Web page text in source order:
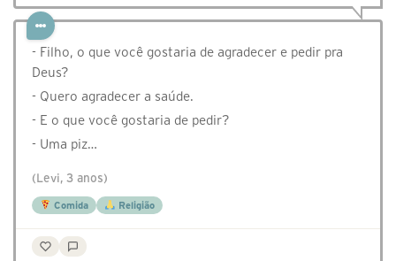
- Filho, o que você gostaria de agradecer e pedir pra
Deus?
- Quero agradecer a saúde.
- E o que você gostaria de pedir?
- Uma piz…
(Levi, 3 anos)
Comida Religião